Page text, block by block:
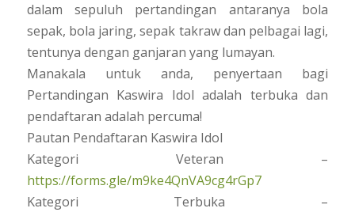
dalam sepuluh pertandingan antaranya bola
sepak, bola jaring, sepak takraw dan pelbagai lagi,
tentunya dengan ganjaran yang lumayan.
Manakala untuk anda, penyertaan bagi
Pertandingan Kaswira Idol adalah terbuka dan
pendaftaran adalah percuma!
Pautan Pendaftaran Kaswira Idol
Kategori Veteran –
https://forms.gle/m9ke4QnVA9cg4rGp7
Kategori Terbuka –